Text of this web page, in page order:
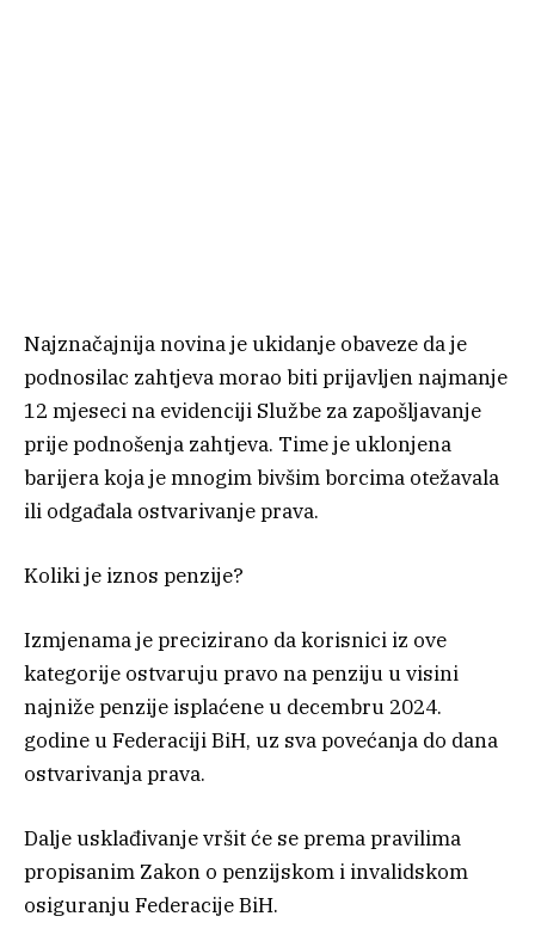
Najznačajnija novina je ukidanje obaveze da je
podnosilac zahtjeva morao biti prijavljen najmanje
12 mjeseci na evidenciji Službe za zapošljavanje
prije podnošenja zahtjeva. Time je uklonjena
barijera koja je mnogim bivšim borcima otežavala
ili odgađala ostvarivanje prava.
Koliki je iznos penzije?
Izmjenama je precizirano da korisnici iz ove
kategorije ostvaruju pravo na penziju u visini
najniže penzije isplaćene u decembru 2024.
godine u Federaciji BiH, uz sva povećanja do dana
ostvarivanja prava.
Dalje usklađivanje vršit će se prema pravilima
propisanim Zakon o penzijskom i invalidskom
osiguranju Federacije BiH.